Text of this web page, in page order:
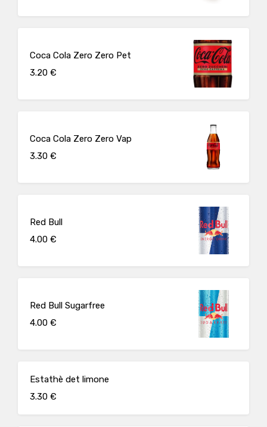
Coca Cola Zero Zero Pet
3.20 €
Coca Cola Zero Zero Vap
3.30 €
Red Bull
4.00 €
Red Bull Sugarfree
4.00 €
Estathè det limone
3.30 €